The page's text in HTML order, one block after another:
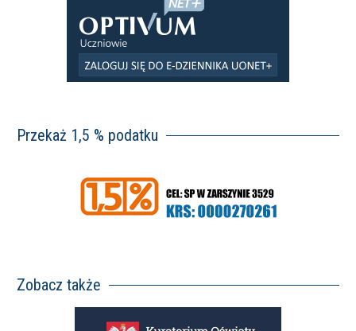
Przekaż 1,5 % podatku
Zobacz także